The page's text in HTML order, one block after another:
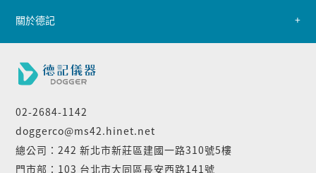
02-2684-1142
doggerco@ms42.hinet.net
總公司：242 新北市新莊區建國一路310號5樓
門市部：103 台北市大同區長安西路141號
關於德記